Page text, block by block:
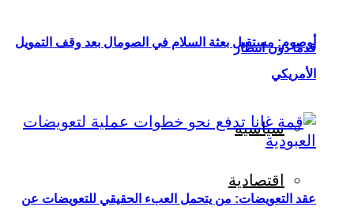
قدمًا دون انتظار
سياسية
اقتصادية
أوصوم: مستقبل بعثة السلام في الصومال بعد وقف التمويل
الأمريكي
عقد التعويضات: من يتحمل العبء الحقيقي للتعويضات عن